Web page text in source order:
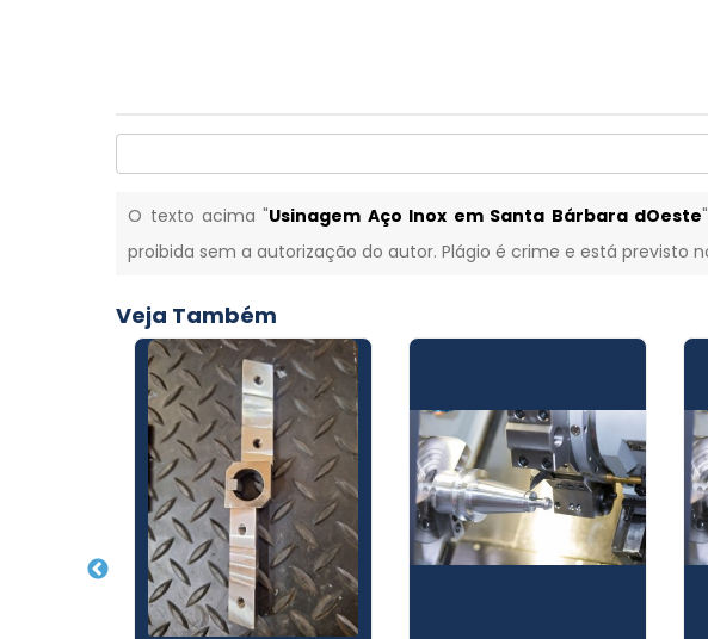
O texto acima "Usinagem Aço Inox em Santa Bárbara dOeste
proibida sem a autorização do autor. Plágio é crime e está previsto
Veja Também